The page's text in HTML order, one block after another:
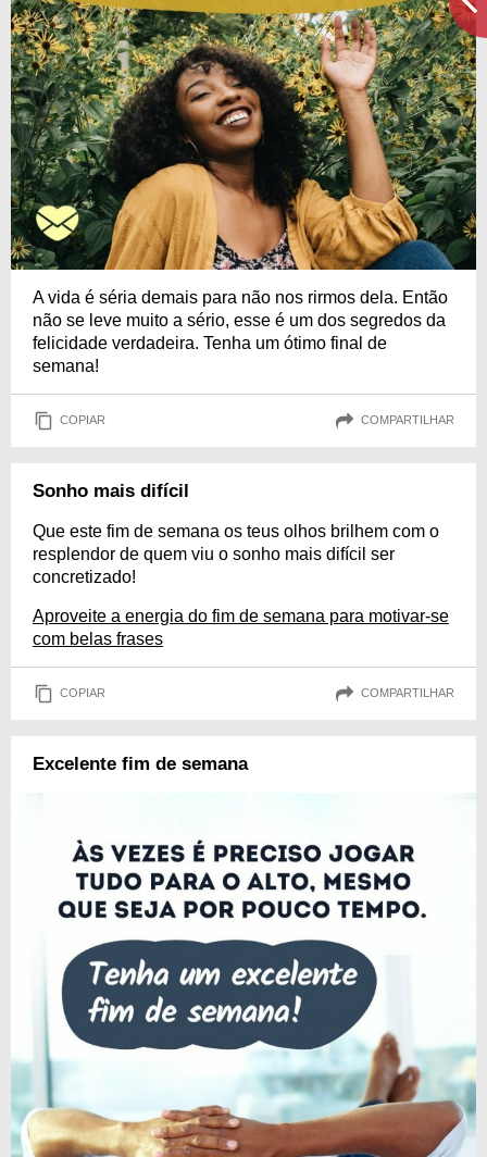
A vida é séria demais para não nos rirmos dela. Então
não se leve muito a sério, esse é um dos segredos da
felicidade verdadeira. Tenha um ótimo final de
semana!
COPIAR COMPARTILHAR
Sonho mais difícil
Que este fim de semana os teus olhos brilhem com o
resplendor de quem viu o sonho mais difícil ser
concretizado!
Aproveite a energia do fim de semana para motivar-se
com belas frases
COPIAR COMPARTILHAR
Excelente fim de semana